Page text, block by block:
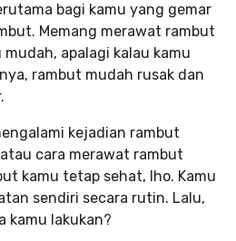
bagi kamu yang gemar
Memang merawat rambut
apalagi kalau kamu
rambut mudah rusak dan
kejadian rambut
cara merawat rambut
kamu tetap sehat, lho. Kamu
sendiri secara rutin. Lalu,
kamu lakukan?